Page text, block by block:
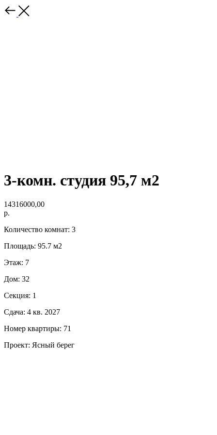
3-комн. студия 95,7 м2
14316000,00
р.
Количество комнат: 3
Площадь: 95.7 м2
Этаж: 7
Дом: 32
Секция: 1
Сдача: 4 кв. 2027
Номер квартиры: 71
Проект: Ясный берег